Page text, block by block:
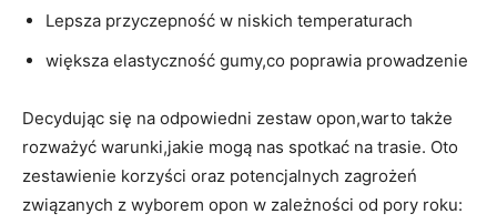
Lepsza przyczepność w niskich temperaturach
większa elastyczność gumy,co poprawia prowadzenie
Decydując się na odpowiedni zestaw opon,warto także
rozważyć warunki,jakie mogą nas spotkać na trasie. Oto
zestawienie korzyści oraz potencjalnych zagrożeń
związanych z wyborem opon w zależności od pory roku: